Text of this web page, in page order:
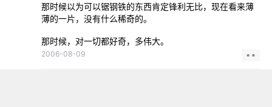
那时候以为可以锯钢铁的东西肯定锋利无比，现在看来薄
薄的一片，没有什么稀奇的。
那时候，对一切都好奇，多伟大。
2006-08-09